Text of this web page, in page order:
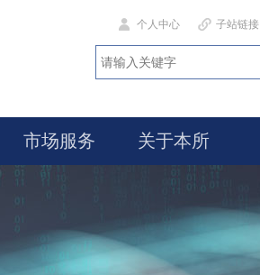
个人中心 子站链接
市场服务 关于本所